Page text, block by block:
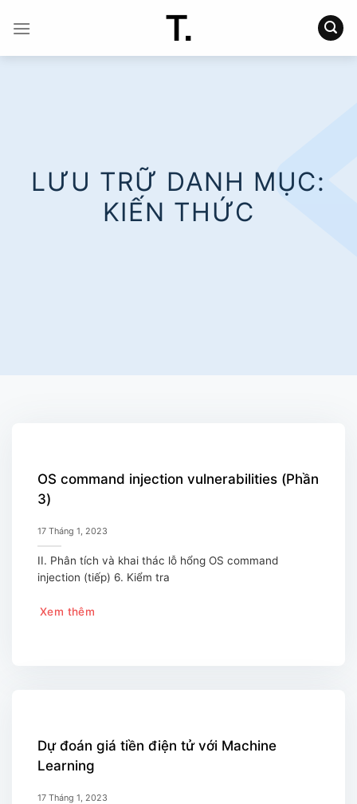
đến
LƯU TRỮ DANH MỤC:
KIẾN THỨC
OS command injection vulnerabilities (Phần
3)
17 Tháng 1, 2023
II. Phân tích và khai thác lỗ hổng OS command
injection (tiếp) 6. Kiểm tra
Xem thêm
Dự đoán giá tiền điện tử với Machine
Learning
17 Tháng 1, 2023